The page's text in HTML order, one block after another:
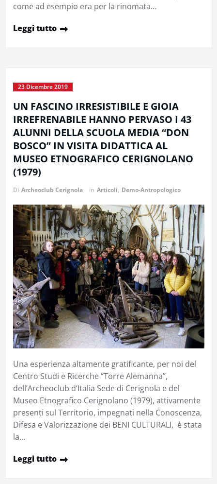
come ad esempio era per la rinomata…
Leggi tutto
23 Dicembre 2019
UN FASCINO IRRESISTIBILE E GIOIA
IRREFRENABILE HANNO PERVASO I 43
ALUNNI DELLA SCUOLA MEDIA “DON
BOSCO” IN VISITA DIDATTICA AL
MUSEO ETNOGRAFICO CERIGNOLANO
(1979)
Di Archeoclub Cerignola in Articoli, Demo-Antropologico
Una esperienza altamente gratificante, per noi del
Centro Studi e Ricerche “Torre Alemanna”,
dell’Archeoclub d’Italia Sede di Cerignola e del
Museo Etnografico Cerignolano (1979), attivamente
presenti sul Territorio, impegnati nella Conoscenza,
Difesa e Valorizzazione dei BENI CULTURALI, è stata
la…
Leggi tutto